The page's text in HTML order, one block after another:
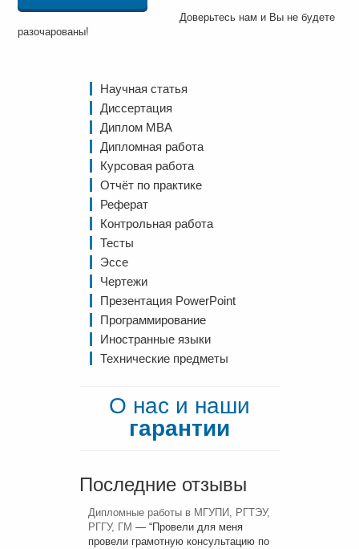
Доверьтесь нам и Вы не будете
разочарованы!
Научная статья
Диссертация
Диплом MBA
Дипломная работа
Курсовая работа
Отчёт по практике
Реферат
Контрольная работа
Тесты
Эссе
Чертежи
Презентация PowerPoint
Программирование
Иностранные языки
Технические предметы
О нас и наши
гарантии
Последние отзывы
Дипломные работы в МГУПИ, РГТЭУ,
РГГУ, ГМ — “Провели для меня
провели грамотную консультацию по